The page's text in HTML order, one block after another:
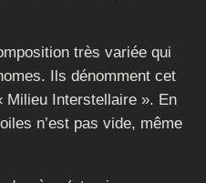
très variée qui
Ils dénomment cet
Milieu Interstellaire ». En
n’est pas vide, même